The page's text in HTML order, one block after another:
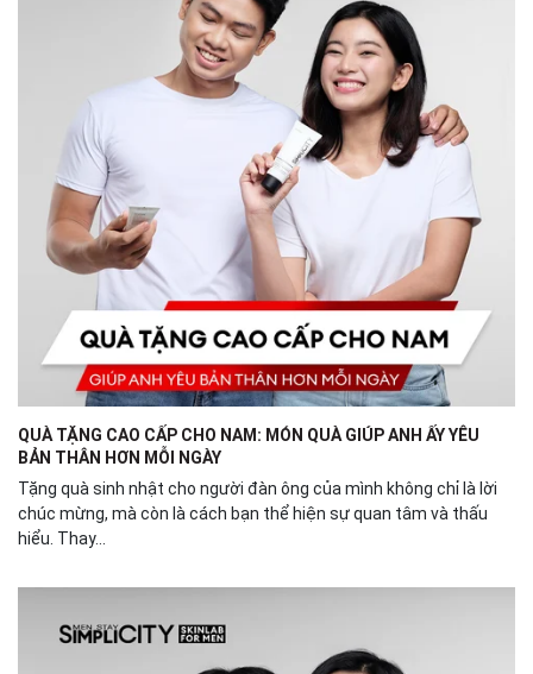
QUÀ TẶNG CAO CẤP CHO NAM: MÓN QUÀ GIÚP ANH ẤY YÊU
BẢN THÂN HƠN MỖI NGÀY
Tặng quà sinh nhật cho người đàn ông của mình không chỉ là lời
chúc mừng, mà còn là cách bạn thể hiện sự quan tâm và thấu
hiểu. Thay...